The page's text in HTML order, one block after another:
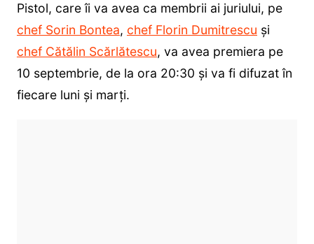
Pistol, care îi va avea ca membrii ai juriului, pe
chef Sorin Bontea, chef Florin Dumitrescu și
chef Cătălin Scărlătescu, va avea premiera pe
10 septembrie, de la ora 20:30 și va fi difuzat în
fiecare luni și marți.